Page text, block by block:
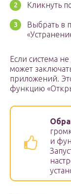
Кликнуть
Выбрать в
Если система
может
приложений.
функцию
и